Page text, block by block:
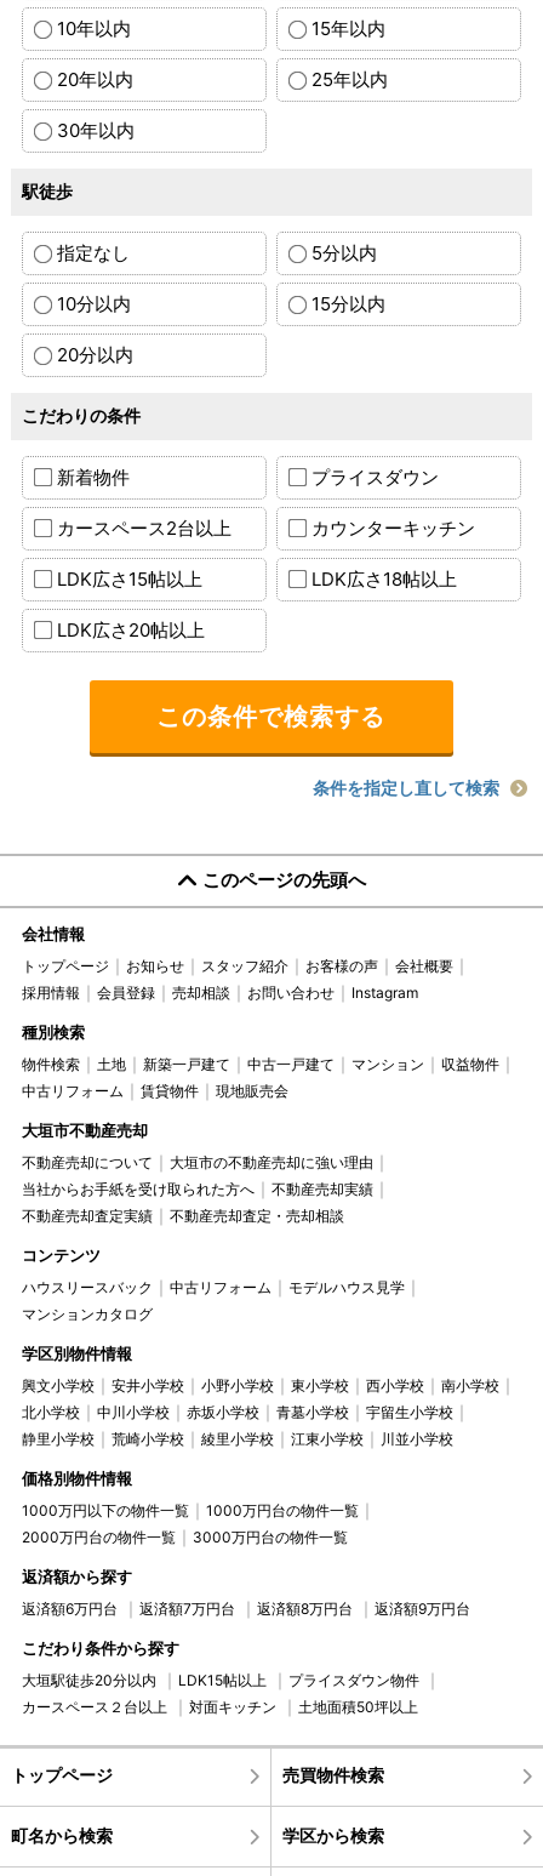
10年以内 15年以内
20年以内 25年以内
30年以内
駅徒歩
指定なし 5分以内
10分以内 15分以内
20分以内
こだわりの条件
新着物件 プライスダウン
カースペース2台以上 カウンターキッチン
LDK広さ15帖以上 LDK広さ18帖以上
LDK広さ20帖以上
条件を指定し直して検索
このページの先頭へ
会社情報
トップページ お知らせ スタッフ紹介 お客様の声
会社概要
採用情報
会員登録 売却相談 お問い合わせ Instagram
種別検索
物件検索 土地 新築一戸建て 中古一戸建て マンション
収益物件
中古リフォーム
賃貸物件 現地販売会
大垣市不動産売却
不動産売却について
大垣市の不動産売却に強い理由
当社からお手紙を受け取られた方へ
不動産売却実績
不動産売却査定実績
不動産売却査定・売却相談
コンテンツ
ハウスリースバック 中古リフォーム
モデルハウス見学
マンションカタログ
学区別物件情報
興文小学校 安井小学校 小野小学校 東小学校 西小学校
南小学校
北小学校
中川小学校 赤坂小学校 青墓小学校
宇留生小学校
静里小学校
荒崎小学校 綾里小学校 江東小学校 川並小学校
価格別物件情報
1000万円以下の物件一覧
1000万円台の物件一覧
2000万円台の物件一覧
3000万円台の物件一覧
返済額から探す
返済額6万円台 返済額7万円台 返済額8万円台 返済額9万円台
こだわり条件から探す
大垣駅徒歩20分以内 LDK15帖以上
プライスダウン物件
カースペース２台以上
対面キッチン 土地面積50坪以上
トップページ 売買物件検索
町名から検索 学区から検索